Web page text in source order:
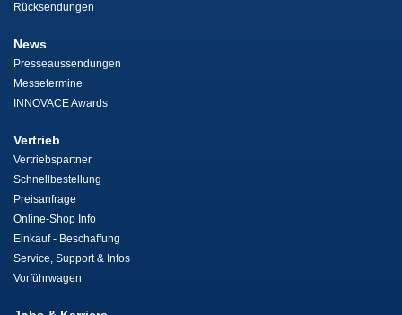
Rücksendungen
News
Presseaussendungen
Messetermine
INNOVACE Awards
Vertrieb
Vertriebspartner
Schnellbestellung
Preisanfrage
Online-Shop Info
Einkauf - Beschaffung
Service, Support & Infos
Vorführwagen